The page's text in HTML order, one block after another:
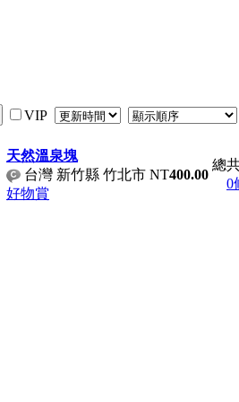
VIP
天然溫泉塊
台灣 新竹縣 竹北市
好物賞
NT400.00
總
0